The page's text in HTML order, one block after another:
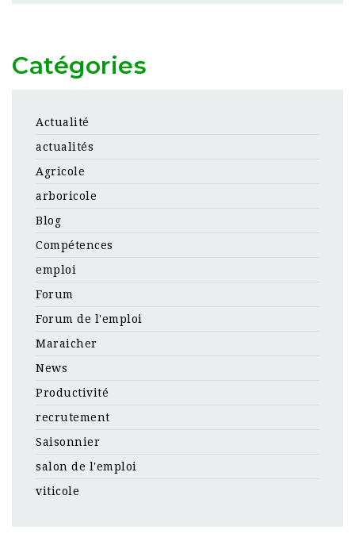
Catégories
Actualité
actualités
Agricole
arboricole
Blog
Compétences
emploi
Forum
Forum de l'emploi
Maraicher
News
Productivité
recrutement
Saisonnier
salon de l'emploi
viticole